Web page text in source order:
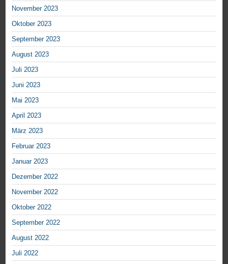
November 2023
Oktober 2023
September 2023
August 2023
Juli 2023
Juni 2023
Mai 2023
April 2023
März 2023
Februar 2023
Januar 2023
Dezember 2022
November 2022
Oktober 2022
September 2022
August 2022
Juli 2022